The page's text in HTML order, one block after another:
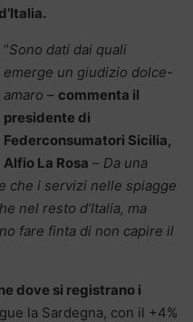
“Sono dati dai quali
emerge un giudizio dolce-
amaro – commenta il
presidente di
Federconsumatori Sicilia,
Alfio La Rosa – Da una
che i servizi nelle spiagge
nel resto d’Italia, ma
fare finta di non capire il
dove si registrano i
la Sardegna, con il +4%